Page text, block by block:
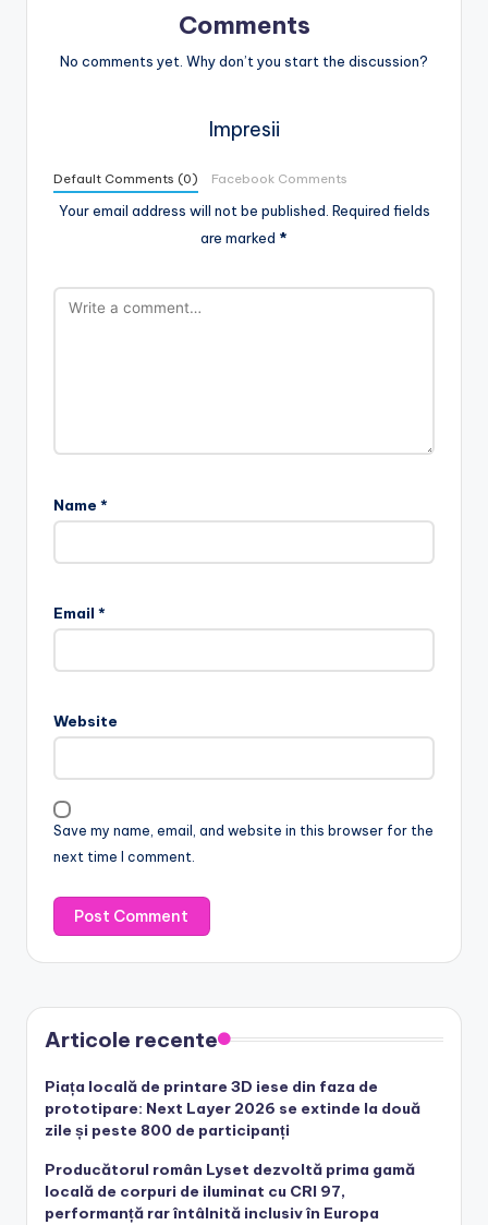
Comments
No comments yet. Why don’t you start the discussion?
Impresii
Default Comments (0) Facebook Comments
Your email address will not be published. Required fields
are marked *
Name *
Email *
Website
Save my name, email, and website in this browser for the
next time I comment.
Articole recente
Piața locală de printare 3D iese din faza de
prototipare: Next Layer 2026 se extinde la două
zile și peste 800 de participanți
Producătorul român Lyset dezvoltă prima gamă
locală de corpuri de iluminat cu CRI 97,
performanță rar întâlnită inclusiv în Europa